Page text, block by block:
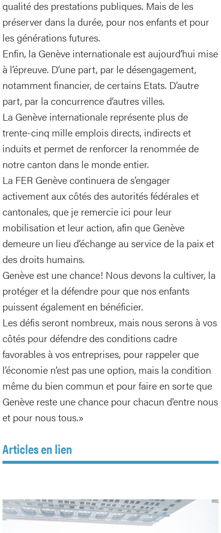
qualité des prestations publiques. Mais de les
préserver dans la durée, pour nos enfants et pour
les générations futures.
Enfin, la Genève internationale est aujourd’hui mise
à l’épreuve. D’une part, par le désengagement,
notamment financier, de certains Etats. D’autre
part, par la concurrence d’autres villes.
La Genève internationale représente plus de
trente-cinq mille emplois directs, indirects et
induits et permet de renforcer la renommée de
notre canton dans le monde entier.
La FER Genève continuera de s’engager
activement aux côtés des autorités fédérales et
cantonales, que je remercie ici pour leur
mobilisation et leur action, afin que Genève
demeure un lieu d’échange au service de la paix et
des droits humains.
Genève est une chance! Nous devons la cultiver, la
protéger et la défendre pour que nos enfants
puissent également en bénéficier.
Les défis seront nombreux, mais nous serons à vos
côtés pour défendre des conditions cadre
favorables à vos entreprises, pour rappeler que
l’économie n’est pas une option, mais la condition
même du bien commun et pour faire en sorte que
Genève reste une chance pour chacun d’entre nous
et pour nous tous.»
Articles en lien